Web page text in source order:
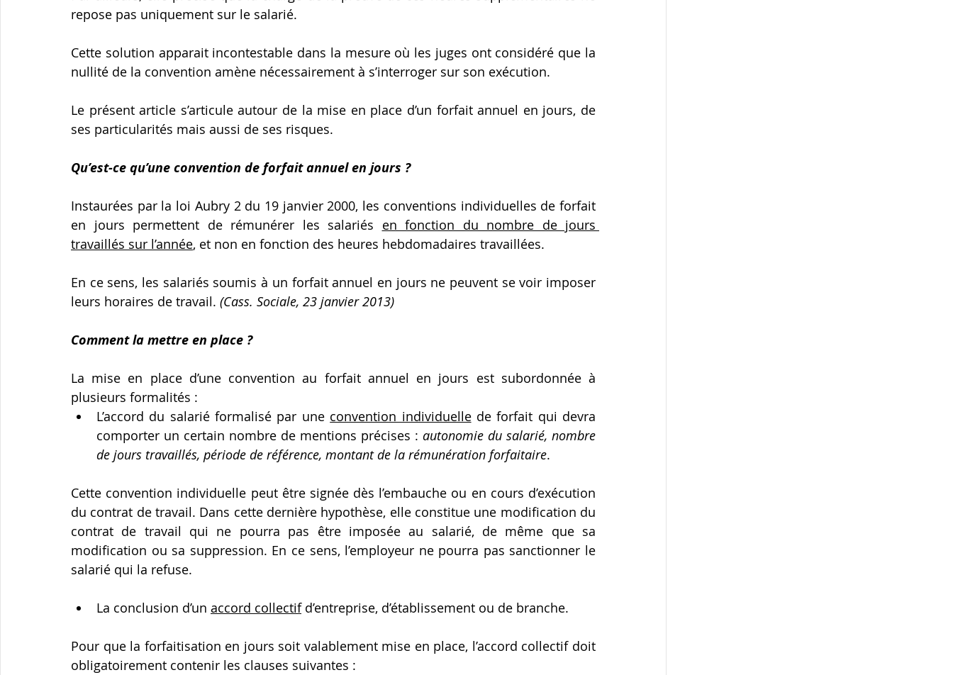
repose pas uniquement sur le salarié.
Cette solution apparait incontestable dans la mesure où les juges ont considéré que la
nullité de la convention amène nécessairement à s’interroger sur son exécution.
Le présent article s’articule autour de la mise en place d’un forfait annuel en jours, de
ses particularités mais aussi de ses risques.
Qu’est-ce qu’une convention de forfait annuel en jours ?
Instaurées par la loi Aubry 2 du 19 janvier 2000, les conventions individuelles de forfait
en jours permettent de rémunérer les salariés en fonction du nombre de jours
travaillés sur l’année, et non en fonction des heures hebdomadaires travaillées.
En ce sens, les salariés soumis à un forfait annuel en jours ne peuvent se voir imposer
leurs horaires de travail. (Cass. Sociale, 23 janvier 2013)
Comment la mettre en place ?
La mise en place d’une convention au forfait annuel en jours est subordonnée à
plusieurs formalités :
L’accord du salarié formalisé par une convention individuelle de forfait qui devra
comporter un certain nombre de mentions précises : autonomie du salarié, nombre
de jours travaillés, période de référence, montant de la rémunération forfaitaire.
Cette convention individuelle peut être signée dès l’embauche ou en cours d’exécution
du contrat de travail. Dans cette dernière hypothèse, elle constitue une modification du
contrat de travail qui ne pourra pas être imposée au salarié, de même que sa
modification ou sa suppression. En ce sens, l’employeur ne pourra pas sanctionner le
salarié qui la refuse.
La conclusion d’un accord collectif d’entreprise, d’établissement ou de branche.
Pour que la forfaitisation en jours soit valablement mise en place, l’accord collectif doit
obligatoirement contenir les clauses suivantes :